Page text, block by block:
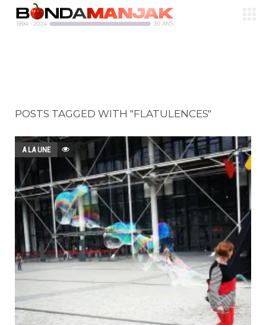
POSTS TAGGED WITH "FLATULENCES"
A LA UNE